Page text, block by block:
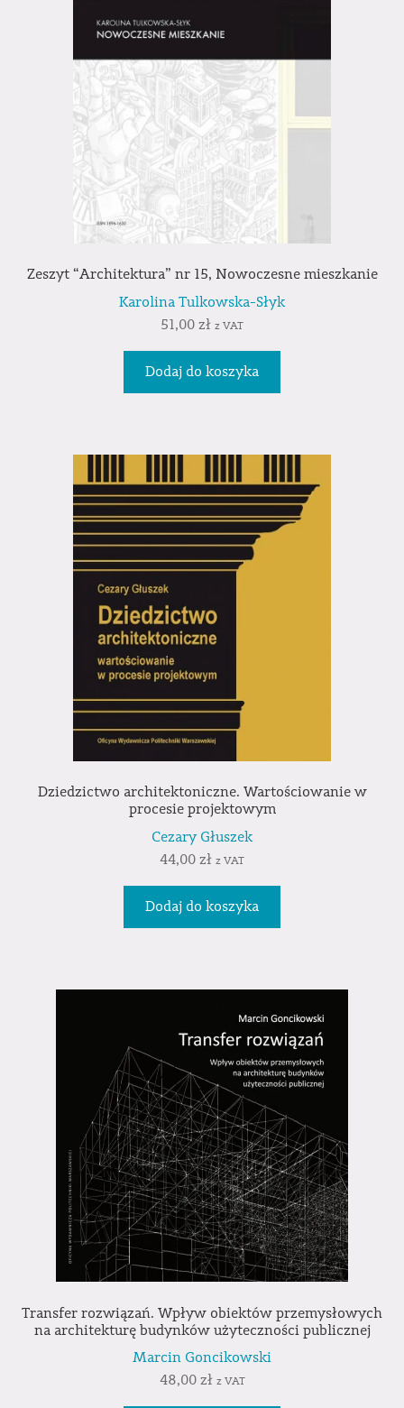
Zeszyt “Architektura” nr 15, Nowoczesne mieszkanie
Karolina Tulkowska-Słyk
51,00 zł z VAT
Dodaj do koszyka
Dziedzictwo architektoniczne. Wartościowanie w
procesie projektowym
Cezary Głuszek
44,00 zł z VAT
Dodaj do koszyka
Transfer rozwiązań. Wpływ obiektów przemysłowych
na architekturę budynków użyteczności publicznej
Marcin Goncikowski
48,00 zł z VAT